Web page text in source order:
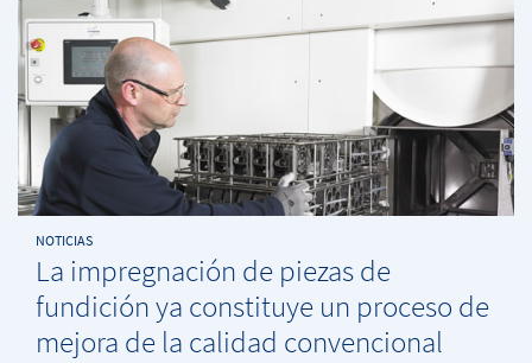
NOTICIAS
La impregnación de piezas de
fundición ya constituye un proceso de
mejora de la calidad convencional